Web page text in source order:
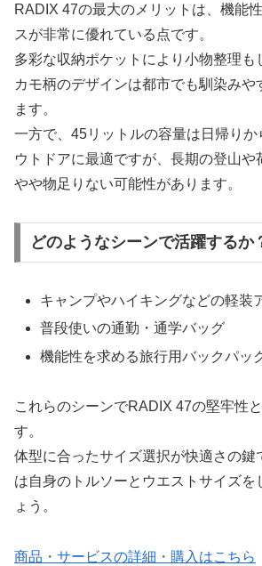
RADIX 47の最大のメリットは、機能
スが非常に優れている点です。
多彩な収納ポケットにより小物整理も
カモ柄のデザインは都市でも馴染みや
ます。
一方で、45リットルの容量は日帰り
ウトドアに最適ですが、長期の登山や
やや物足りない可能性があります。
どのようなシーンで活躍するか
キャンプやハイキングなどの軽装
普段使いの通勤・通学バッグ
機能性を求める旅行用バックパッ
これらのシーンでRADIX 47の堅牢性
す。
体型に合ったサイズ選択が快適さの鍵
は自身のトルソーとウエストサイズを
ょう。
商品・サービスの詳細・購入はこちら